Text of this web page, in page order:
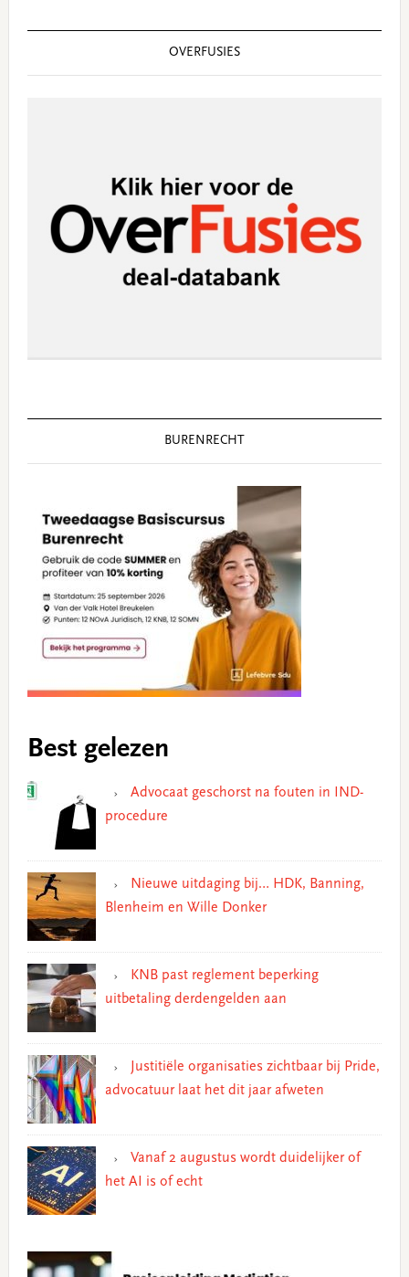
OVERFUSIES
BURENRECHT
Best gelezen
Advocaat geschorst na fouten in IND-
procedure
Nieuwe uitdaging bij… HDK, Banning,
Blenheim en Wille Donker
KNB past reglement beperking
uitbetaling derdengelden aan
Justitiële organisaties zichtbaar bij Pride,
advocatuur laat het dit jaar afweten
Vanaf 2 augustus wordt duidelijker of
het AI is of echt